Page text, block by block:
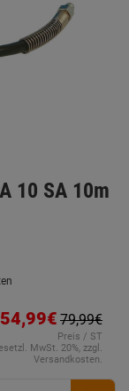
10 SA 10m
54,99€ 79,99€
Preis / ST
MwSt. 20%, zzgl.
Versandkosten.